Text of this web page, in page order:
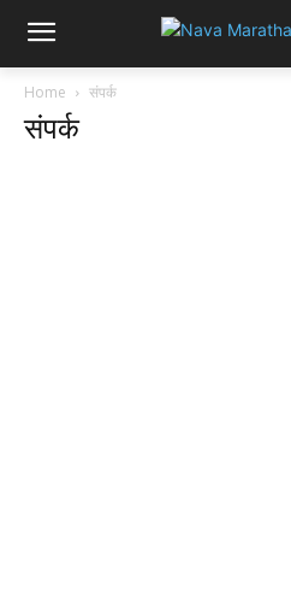
Home संपर्क
संपर्क